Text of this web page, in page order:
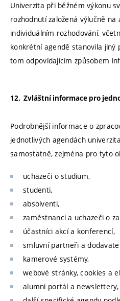
Univerzita při běžném výkonu
rozhodnutí založená výlučně
individuálním rozhodování,
konkrétní agendě stanovila jiný
tom odpovídajícím způsobem
12. Zvláštní informace pro
Podrobnější informace o
jednotlivých agendách
samostatně, zejména pro tyto
uchazeči o studium,
studenti,
absolventi,
zaměstnanci a uchazeči o
účastníci akcí a konferencí,
smluvní partneři a
kamerové systémy,
webové stránky, cookies a
alumni portál a newslettery,